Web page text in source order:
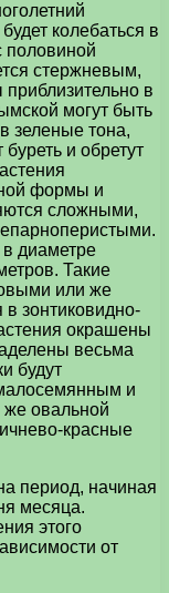
колебаться в
половиной
стержневым,
приблизительно в
могут быть
зеленые тона,
и обретут
формы и
сложными,
диаметре
Такие
или же
зонтиковидно-
окрашены
весьма
будут
и
овальной
красные
период, начиная
месяца.
этого
от